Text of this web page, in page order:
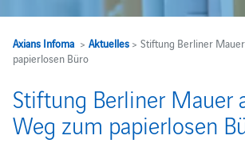
Axians Infoma> Aktuelles> Stiftung Berliner
papierlosen Büro
Stiftung Berliner Mauer
Weg zum papierlosen